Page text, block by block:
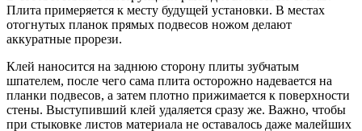
Плита примеряется к месту будущей установки. В местах
отогнутых планок прямых подвесов ножом делают
аккуратные прорези.
Клей наносится на заднюю сторону плиты зубчатым
шпателем, после чего сама плита осторожно надевается на
планки подвесов, а затем плотно прижимается к поверхности
стены. Выступивший клей удаляется сразу же. Важно, чтобы
при стыковке листов материала не оставалось даже малейших